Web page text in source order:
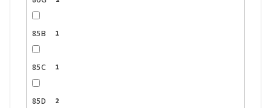
85B 1
85C 1
85D 2